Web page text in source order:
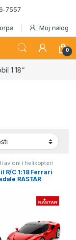
7557
Moj nalog
0
1 18“
avioni i helikopteri
R/C 1:18 Ferrari
RASTAR